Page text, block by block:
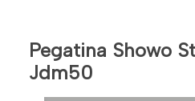
Pegatina Showo
Jdm50